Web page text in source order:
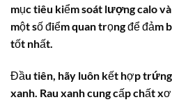
mục tiêu kiểm soát lượng calovà
một số điểm quan trọng để đảm
tốt nhất.
Đầu tiên, hãy luôn kết hợptrứng
xanh. Rau xanh cung cấp chất